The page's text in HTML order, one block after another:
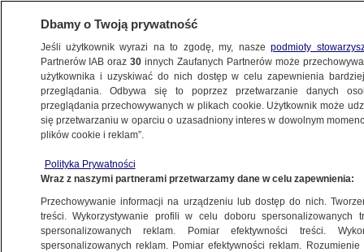
METEO
PROGNOZA
ściśnie mróz, możliwe oblodzenia
Tomasz Wakszyński
19.11.2025, 19:14
Dbamy o Twoją prywatność
Jeśli użytkownik wyrazi na to zgodę, my, naszepodmioty
Partnerów IAB oraz30 innych Zaufanych Partnerów może
użytkownika i uzyskiwać do nich dostęp w celu zapewnienia
przeglądania. Odbywa się to poprzez przetwarzanie danych
przeglądania przechowywanych w plikach cookie. Użytkownik może
się przetwarzaniu w oparciu o uzasadniony interes w dowolnym
plików cookie i reklam”.
Polityka Prywatności
Wraz z naszymi partnerami przetwarzamy dane w celu zapewnienia:
Przechowywanie informacji na urządzeniu lub dostęp do nich.
treści. Wykorzystywanie profili w celu doboru spersonalizowanych
spersonalizowanych reklam. Pomiar efektywności treści.
spersonalizowanych reklam. Pomiar efektywności reklam.